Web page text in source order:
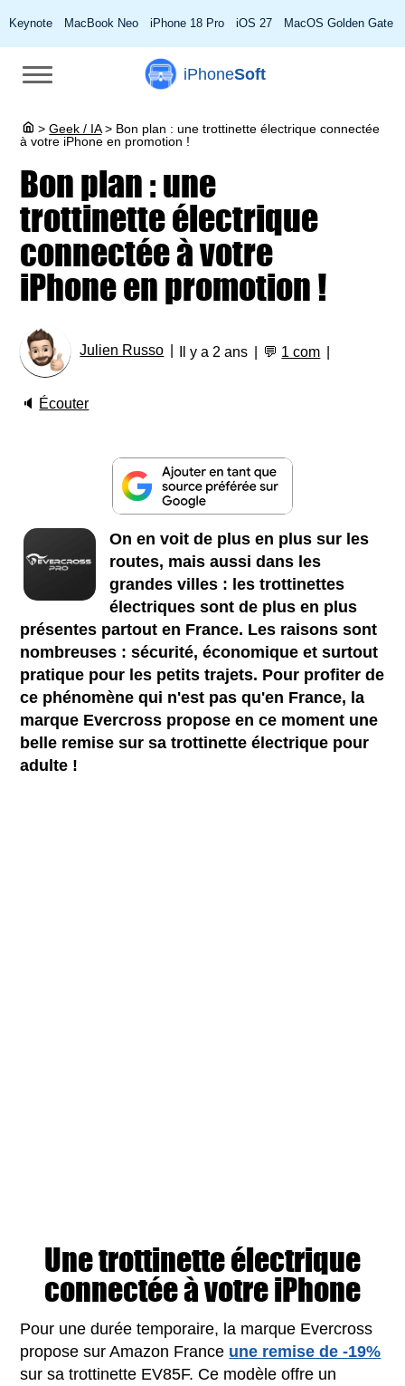
Keynote MacBook Neo iPhone 18 Pro iOS 27 MacOS Golden Gate
iPhoneSoft
> Geek / IA > Bon plan : une trottinette électrique connectée
à votre iPhone en promotion !
Bon plan : une
trottinette électrique
connectée à votre
iPhone en promotion !
Julien Russo Il y a 2 ans 💬 1 com
🔈 Écouter
On en voit de plus en plus sur les
routes, mais aussi dans les
grandes villes : les trottinettes
électriques sont de plus en plus
présentes partout en France. Les raisons sont
nombreuses : sécurité, économique et surtout
pratique pour les petits trajets. Pour profiter de
ce phénomène qui n'est pas qu'en France, la
marque Evercross propose en ce moment une
belle remise sur sa trottinette électrique pour
adulte !
Une trottinette électrique
connectée à votre iPhone
Pour une durée temporaire, la marque Evercross
propose sur Amazon France une remise de -19%
sur sa trottinette EV85F. Ce modèle offre un